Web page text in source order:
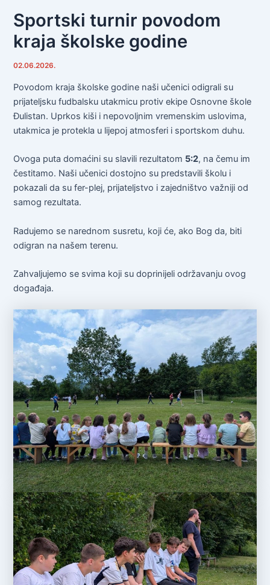
Sportski turnir povodom
kraja školske godine
02.06.2026.
Povodom kraja školske godine naši učenici odigrali su
prijateljsku fudbalsku utakmicu protiv ekipe Osnovne škole
Đulistan. Uprkos kiši i nepovoljnim vremenskim uslovima,
utakmica je protekla u lijepoj atmosferi i sportskom duhu.
Ovoga puta domaćini su slavili rezultatom 5:2, na čemu im
čestitamo. Naši učenici dostojno su predstavili školu i
pokazali da su fer-plej, prijateljstvo i zajedništvo važniji od
samog rezultata.
Radujemo se narednom susretu, koji će, ako Bog da, biti
odigran na našem terenu.
Zahvaljujemo se svima koji su doprinijeli održavanju ovog
događaja.